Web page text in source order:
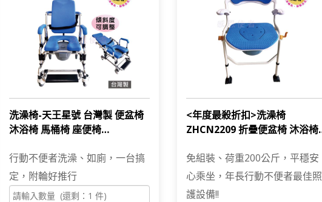
洗澡椅-天王星號 台灣製 便盆椅
沐浴椅 馬桶椅 座便椅
行動不便者洗澡、如廁，一台搞
定，附輪好推行
<年度最殺折扣>洗澡椅
ZHCN2209 折疊便盆椅 沐浴椅
斤
免組裝、荷重200公斤，平穩安
心乘坐，年長行動不便者最佳照
護設備!!